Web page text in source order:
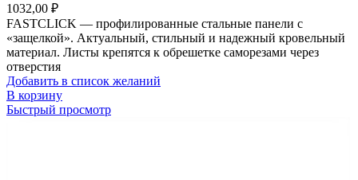
1032,00 ₽
FASTCLICK — профилированные стальные панели с
«защелкой». Актуальный, стильный и надежный кровельный
материал. Листы крепятся к обрешетке саморезами через
отверстия
Добавить в список желаний
В корзину
Быстрый просмотр